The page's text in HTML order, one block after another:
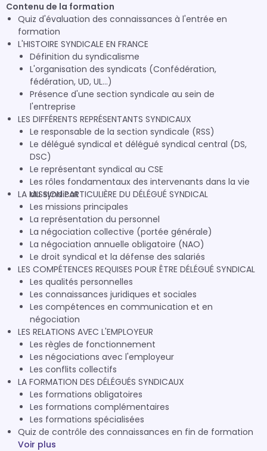
Contenu de la formation
Quiz d'évaluation des connaissances à l'entrée en
formation
L'HISTOIRE SYNDICALE EN FRANCE
Définition du syndicalisme
L'organisation des syndicats (Confédération,
fédération, UD, UL...)
Présence d'une section syndicale au sein de
l'entreprise
LES DIFFÉRENTS REPRÉSENTANTS SYNDICAUX
Le responsable de la section syndicale (RSS)
Le délégué syndical et délégué syndical central (DS,
DSC)
Le représentant syndical au CSE
Les rôles fondamentaux des intervenants dans la vie
du syndicat
LA MISSION PARTICULIÈRE DU DÉLÉGUÉ SYNDICAL
Les missions principales
La représentation du personnel
La négociation collective (portée générale)
La négociation annuelle obligatoire (NAO)
Le droit syndical et la défense des salariés
LES COMPÉTENCES REQUISES POUR ÊTRE DÉLÉGUÉ SYNDICAL
Les qualités personnelles
Les connaissances juridiques et sociales
Les compétences en communication et en
négociation
LES RELATIONS AVEC L'EMPLOYEUR
Les règles de fonctionnement
Les négociations avec l'employeur
Les conflits collectifs
LA FORMATION DES DÉLÉGUÉS SYNDICAUX
Les formations obligatoires
Les formations complémentaires
Les formations spécialisées
Quiz de contrôle des connaissances en fin de formation
Voir plus